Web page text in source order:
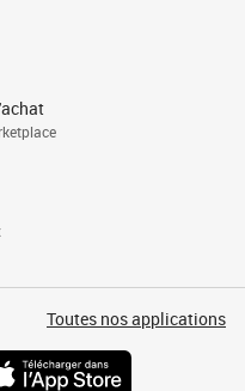
Toutes nos applications